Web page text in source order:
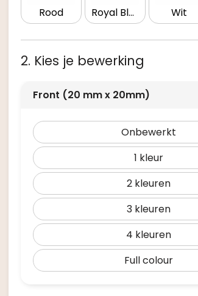
Rood Royal Blauw Wit
2. Kies je bewerking
Front (20 mm x 20mm)
Onbewerkt
1
2
3
4
Full colour